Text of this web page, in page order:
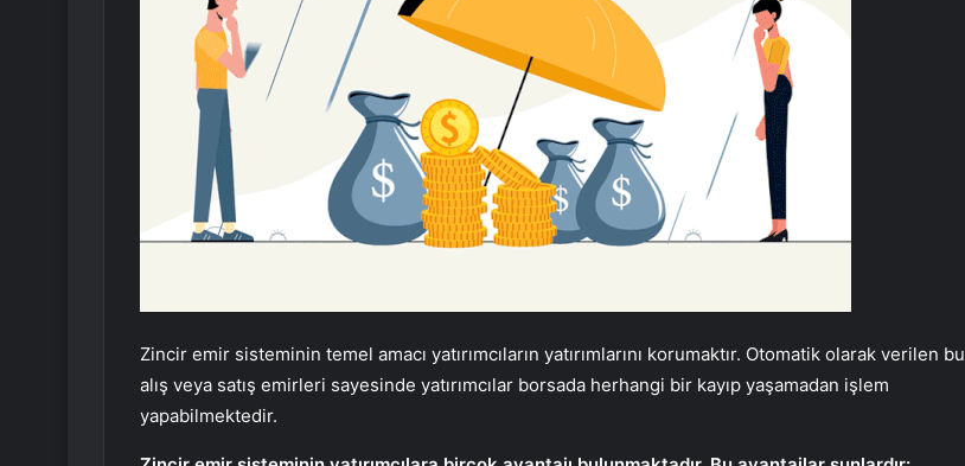
Zincir emir sisteminin temel amacı yatırımcıların yatırımlarını korumaktır. Otomatik olarak verilen bu
alış veya satış emirleri sayesinde yatırımcılar borsada herhangi bir kayıp yaşamadan işlem
yapabilmektedir.